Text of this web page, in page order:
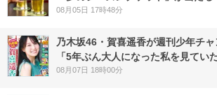
08月05日 17時48分
乃木坂46・賀喜遥香が週刊少年チャ
「5年ぶん大人になった私を見てい
08月07日 18時00分